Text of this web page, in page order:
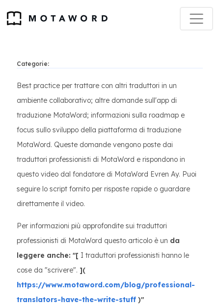
Categorie:
Best practice per trattare con altri traduttori in un
ambiente collaborativo; altre domande sull'app di
traduzione MotaWord; informazioni sulla roadmap e
focus sullo sviluppo della piattaforma di traduzione
MotaWord. Queste domande vengono poste dai
traduttori professionisti di MotaWord e rispondono in
questo video dal fondatore di MotaWord Evren Ay. Puoi
seguire lo script fornito per risposte rapide o guardare
direttamente il video.
Per informazioni più approfondite sui traduttori
professionisti di MotaWord questo articolo è un da
leggere anche: "[ I traduttori professionisti hanno le
cose da "scrivere". ](
https://www.motaword.com/blog/professional-
translators-have-the-write-stuff )"